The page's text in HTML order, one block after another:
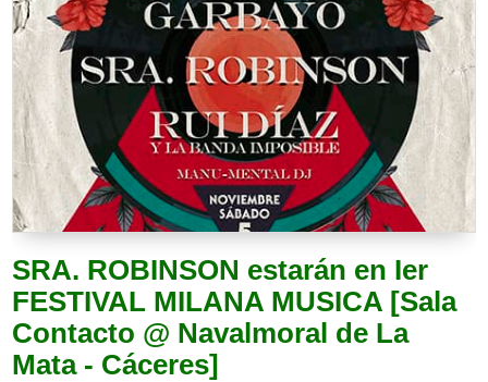
SRA. ROBINSON estarán en Ier
FESTIVAL MILANA MUSICA [Sala
Contacto @ Navalmoral de La
Mata - Cáceres]